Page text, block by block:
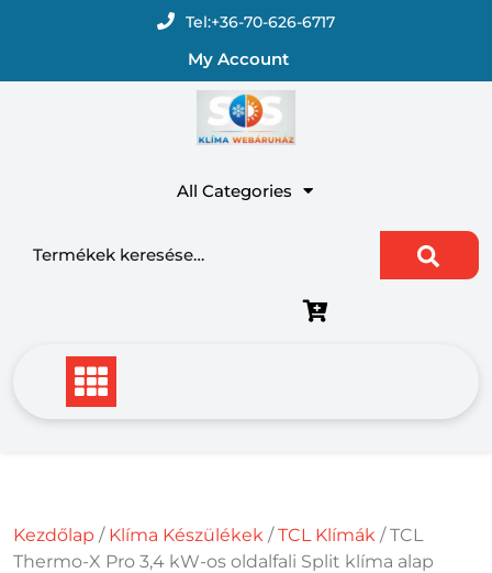
Tel:+36-70-626-6717
My Account
All Categories
Keresés a következőre:
Kezdőlap / Klíma Készülékek /TCL Klímák / TCL
Thermo-X Pro 3,4 kW-os oldalfali Split klíma alap